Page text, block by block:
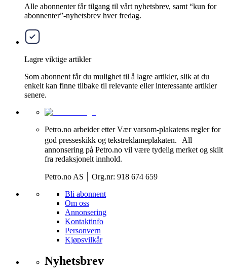
Alle abonnenter får tilgang til vårt nyhetsbrev, samt “kun for
abonnenter”-nyhetsbrev hver fredag.
Lagre viktige artikler
Som abonnent får du mulighet til å lagre artikler, slik at du
enkelt kan finne tilbake til relevante eller interessante artikler
senere.
Petro.no arbeider etter Vær varsom-plakatens regler for
god presseskikk og tekstreklameplakaten. All
annonsering på Petro.no vil være tydelig merket og skilt
fra redaksjonelt innhold.
Petro.no AS ⎮ Org.nr: 918 674 659
Bli abonnent
Om oss
Annonsering
Kontaktinfo
Personvern
Kjøpsvilkår
Nyhetsbrev